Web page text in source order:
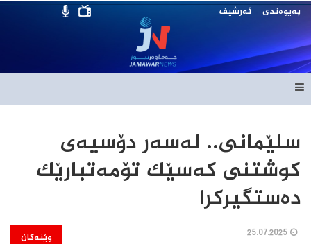
پەیوەندی ئەرشیف
سلێمانی.. لەسەر دۆسیەی
کوشتنی کەسێک تۆمەتبارێک
دەستگیرکرا
وێنەکان